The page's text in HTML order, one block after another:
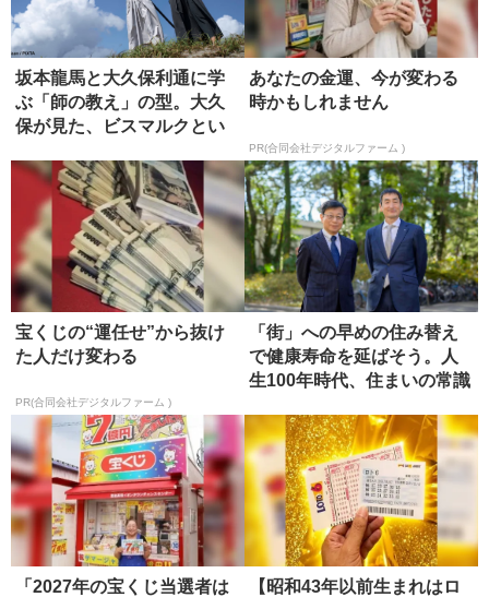
坂本龍馬と大久保利通に学
ぶ「師の教え」の型。大久
保が見た、ビスマルクとい
あなたの金運、今が変わる
時かもしれません
PR(合同会社デジタルファーム )
宝くじの“運任せ”から抜け
た人だけ変わる
PR(合同会社デジタルファーム )
「街」への早めの住み替え
で健康寿命を延ばそう。人
生100年時代、住まいの常識
「2027年の宝くじ当選者は
【昭和43年以前生まれはロ